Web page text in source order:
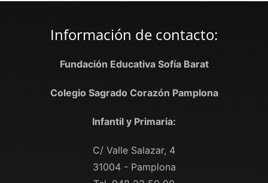
Información de contacto:
Fundación Educativa Sofía Barat
Colegio Sagrado Corazón Pamplona
Infantil y Primaria:
C/ Valle Salazar, 4
31004 - Pamplona